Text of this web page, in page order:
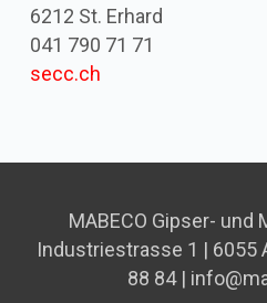
6212 St. Erhard
041 790 71 71
secc.ch
MABECO Gipser- und
Industriestrasse 1 | 6055
88 84|